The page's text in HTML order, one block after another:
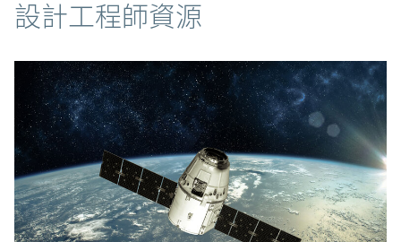
資源
設計工程師資源